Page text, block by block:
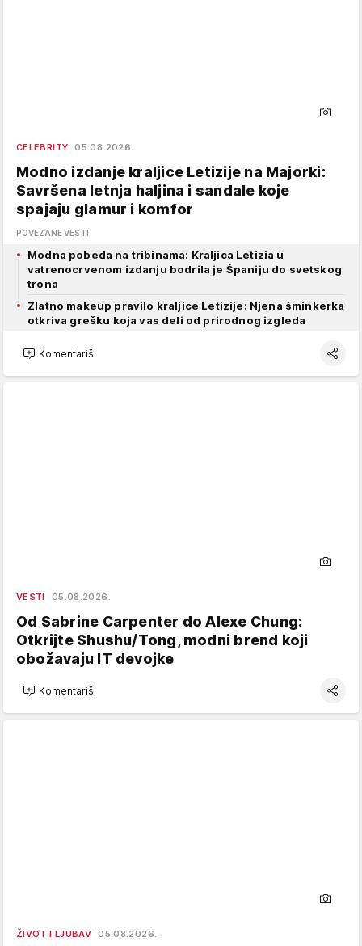
CELEBRITY 05.08.2026.
Modno izdanje kraljice Letizije na Majorki:
Savršena letnja haljina i sandale koje
spajaju glamur i komfor
POVEZANE VESTI
Modna pobeda na tribinama: Kraljica Letizia u
vatrenocrvenom izdanju bodrila je Španiju do svetskog
trona
Zlatno makeup pravilo kraljice Letizije: Njena šminkerka
otkriva grešku koja vas deli od prirodnog izgleda
Komentariši
VESTI 05.08.2026.
Od Sabrine Carpenter do Alexe Chung:
Otkrijte Shushu/Tong, modni brend koji
obožavaju IT devojke
Komentariši
ŽIVOT I LJUBAV 05.08.2026.